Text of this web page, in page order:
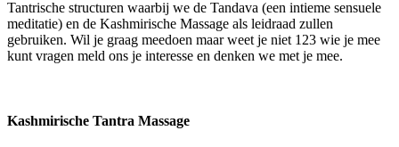
Tantrische structuren waarbij we de Tandava (een intieme sensuele
meditatie) en de Kashmirische Massage als leidraad zullen
gebruiken. Wil je graag meedoen maar weet je niet 123 wie je mee
kunt vragen meld ons je interesse en denken we met je mee.
Kashmirische Tantra Massage